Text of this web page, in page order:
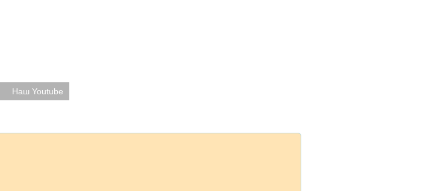
Наш Youtube